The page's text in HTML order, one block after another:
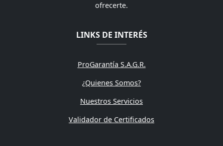
ofrecerte.
LINKS DE INTERÉS
ProGarantía S.A.G.R.
¿Quienes Somos?
Nuestros Servicios
Validador de Certificados